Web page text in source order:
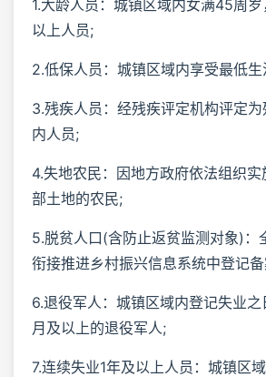
1.大龄人员：城镇区域内女满45周
以上人员;
2.低保人员：城镇区域内享受最低
3.残疾人员：经残疾评定机构评定
内人员;
4.失地农民：因地方政府依法组织
部土地的农民;
5.脱贫人口(含防止返贫监测对象)：
衔接推进乡村振兴信息系统中登记
6.退役军人：城镇区域内登记失业
月及以上的退役军人;
7.连续失业1年及以上人员：城镇区